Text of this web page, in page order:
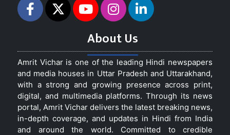
About Us
Amrit Vichar is one of the leading Hindi newspapers
and media houses in Uttar Pradesh and Uttarakhand,
with a strong and growing presence across print,
digital, and multimedia platforms. Through its news
portal, Amrit Vichar delivers the latest breaking news,
in-depth coverage, and updates in Hindi from India
and around the world. Committed to credible